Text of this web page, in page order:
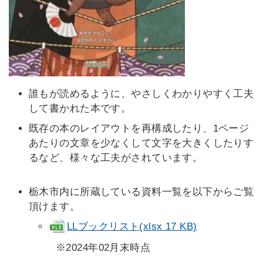
誰もが読めるように、やさしくわかりやすく工夫
して書かれた本です。
既存の本のレイアウトを再構成したり、1ページ
あたりの文章を少なくして文字を大きくしたりす
るなど、様々な工夫がされています。
栃木市内に所蔵している資料一覧を以下からご覧
頂けます。
LLブックリスト(xlsx 17 KB)
※2024年02月末時点